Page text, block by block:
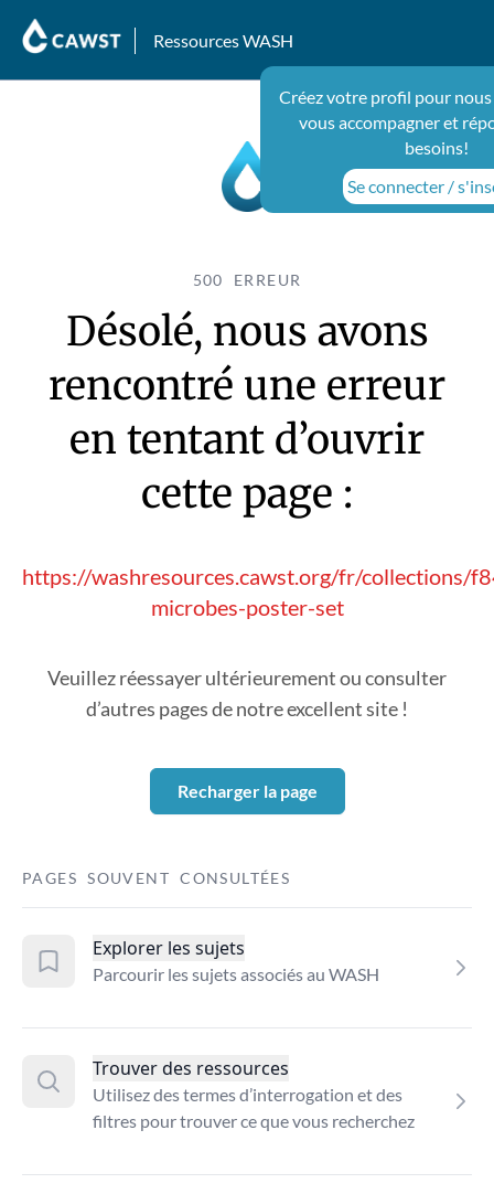
Ressources WASH
Créez votre profil pour
vous accompagner et
besoins!
Se connecter /
500 ERREUR
Désolé, nous avons
rencontré une erreur
en tentant d’ouvrir
cette page :
https://washresources.cawst.org/fr/collections/
microbes-poster-set
Veuillez réessayer ultérieurement ou consulter
d’autres pages de notre excellent site !
Recharger la page
PAGES SOUVENT CONSULTÉES
Explorer les sujets
Parcourir les sujets associés au WASH
Trouver des ressources
Utilisez des termes d’interrogation et des
filtres pour trouver ce que vous recherchez